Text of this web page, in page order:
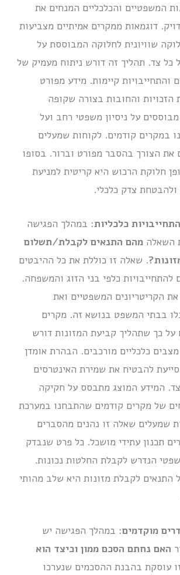
המשפטיים והכלכליים המנחים את
דוגמאות ממקרים אמיתיים מצביעות
שוויונית לחלוקה המבוססת על
כל צד. תהליך זה דורש ניתוח מעמיק של
והתחייבויות קיימות. מידע מפורט
והחובות בצורה שקופה
מבוססים על ניסיון משפטי רחב ועל
במקרים קודמים. לקוחות שמעלים
את הצורך בהסבר מפורט וברור. בסופו
חלוקת הרכוש היא קריטית למניעת
ולהבטחת צדק כלכלי.
כלכליות: במהלך הפגישה
השאלהמהם התנאים לקבלת/תשלום
. שאלה זו כוללת את כל ההיבטים
להתחייבויות כלפי בני הזוג והמשפחה.
הקריטריונים המשפטיים ואת
בבתי המשפט בנושא זה. מקרים
על כך שתהליך קביעת המזונות דורש
כלכליים מורכבים. הבהרת אומדן
להבטיח את שמירת האינטרסים
המידע המוצג מתבסס על חקיקה
של מקרים קודמים שהתבחנו במערכת
שמעלים שאלה זו נהנים מהסברים
תכנון עתידי מושכל. כל פרט שנבדק
הנדרש לקבלת החלטות נכונות.
לקבלת מזונות היא שלב מהותי
מוקדמים: במהלך הפגישה יש
האם נחתם הסכם ממון וכיצד הוא
עוסקת בהבנת ההסכמים שנערכו